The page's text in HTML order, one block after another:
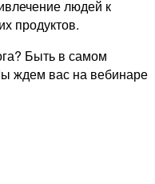
людей к
продуктов.
Быть в самом
ждем вас на вебинаре